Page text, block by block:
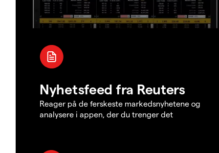
Nyhetsfeed fra Reuters
Reager på de ferskeste markedsnyhetene og
analysere i appen, der du trenger det